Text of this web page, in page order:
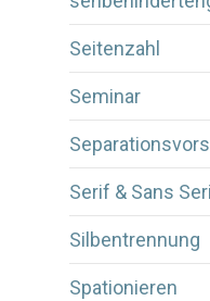
Seitenzahl
Seminar
Serif & Sans
Silbentrennung
Spationieren